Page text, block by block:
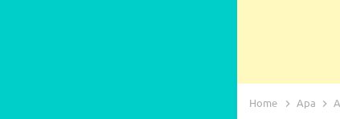
Home Apa